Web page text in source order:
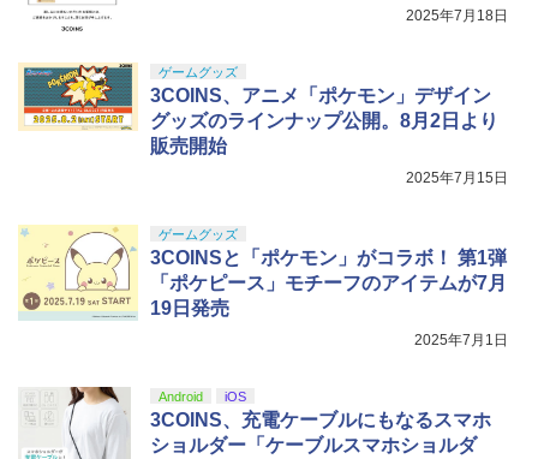
2025年7月18日
ゲームグッズ
3COINS、アニメ「ポケモン」デザイン
グッズのラインナップ公開。8月2日より
販売開始
2025年7月15日
ゲームグッズ
3COINSと「ポケモン」がコラボ！ 第1弾
「ポケピース」モチーフのアイテムが7月
19日発売
2025年7月1日
Android iOS
3COINS、充電ケーブルにもなるスマホ
ショルダー「ケーブルスマホショルダ